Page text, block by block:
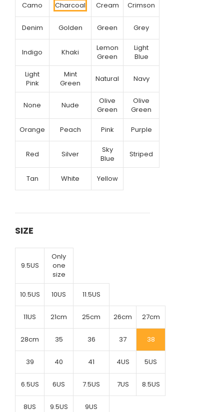
Camo Charcoal Cream Crimson
Denim Golden Green Grey
Indigo Khaki
Lemon
Green
Light
Blue
Light
Pink
Mint
Green
Natural Navy
None Nude
Olive
Green
Olive
Green
Orange Peach Pink Purple
Red Silver
Sky
Blue
Striped
Tan White Yellow
SIZE
9.5US
Only
one
size
10.5US 10US 11.5US
11US 21cm 25cm 26cm 27cm
28cm 35 36 37 38
39 40 41 4US 5US
6.5US 6US 7.5US 7US 8.5US
8US 9.5US 9US